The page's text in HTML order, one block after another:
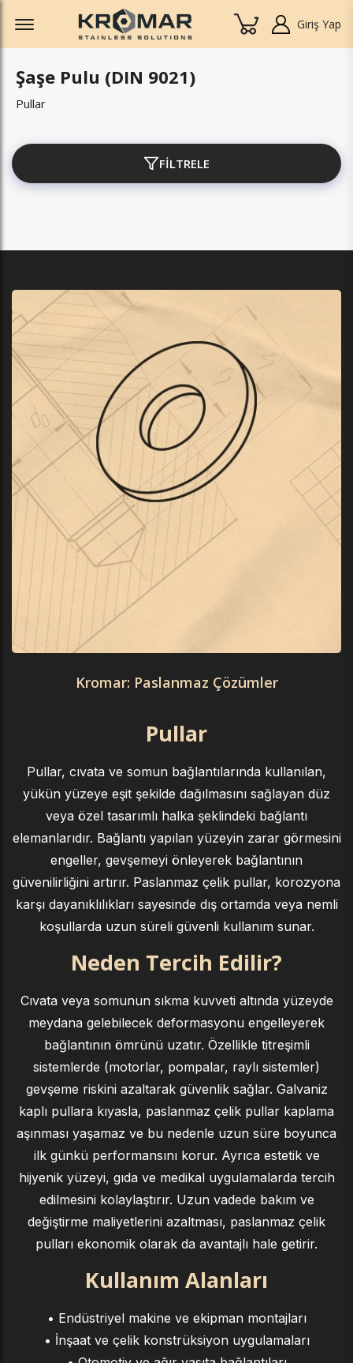
Offcanvas Menu Open
Giriş Yap
Şaşe Pulu (DIN 9021)
Pullar
FİLTRELE
Kromar: Paslanmaz Çözümler
Pullar
Pullar, cıvata ve somun bağlantılarında kullanılan,
yükün yüzeye eşit şekilde dağılmasını sağlayan düz
veya özel tasarımlı halka şeklindeki bağlantı
elemanlarıdır. Bağlantı yapılan yüzeyin zarar görmesini
engeller, gevşemeyi önleyerek bağlantının
güvenilirliğini artırır. Paslanmaz çelik pullar, korozyona
karşı dayanıklılıkları sayesinde dış ortamda veya nemli
koşullarda uzun süreli güvenli kullanım sunar.
Neden Tercih Edilir?
Cıvata veya somunun sıkma kuvveti altında yüzeyde
meydana gelebilecek deformasyonu engelleyerek
bağlantının ömrünü uzatır. Özellikle titreşimli
sistemlerde (motorlar, pompalar, raylı sistemler)
gevşeme riskini azaltarak güvenlik sağlar. Galvaniz
kaplı pullara kıyasla, paslanmaz çelik pullar kaplama
aşınması yaşamaz ve bu nedenle uzun süre boyunca
ilk günkü performansını korur. Ayrıca estetik ve
hijyenik yüzeyi, gıda ve medikal uygulamalarda tercih
edilmesini kolaylaştırır. Uzun vadede bakım ve
değiştirme maliyetlerini azaltması, paslanmaz çelik
pulları ekonomik olarak da avantajlı hale getirir.
Kullanım Alanları
• Endüstriyel makine ve ekipman montajları
• İnşaat ve çelik konstrüksiyon uygulamaları